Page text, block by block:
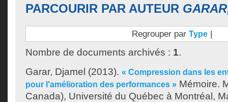
PARCOURIR PAR AUTEUR
Regrouper par Type |
Nombre de documents archivés : 1.
Garar, Djamel (2013). « Compression dans les
pour l'amélioration des performances » Mémoire.
Canada), Université du Québec à Montréal,